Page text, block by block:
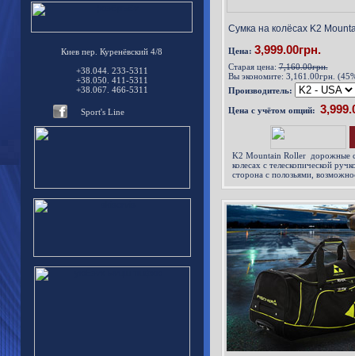
Киев пер. Куренёвский 4/8
+38.044. 233-5311
+38.050. 411-5311
+38.067. 466-5311
Sport's Line
Сумка на колёсах K2
Цена: 3,999.00грн.
Старая цена:7,160.00грн.
Вы экономите: 3,161.00грн.
Производитель:
Цена с учётом опций:
K2 Mountain Roller дорожные
колесах с телескопической
сторона с полозьями,